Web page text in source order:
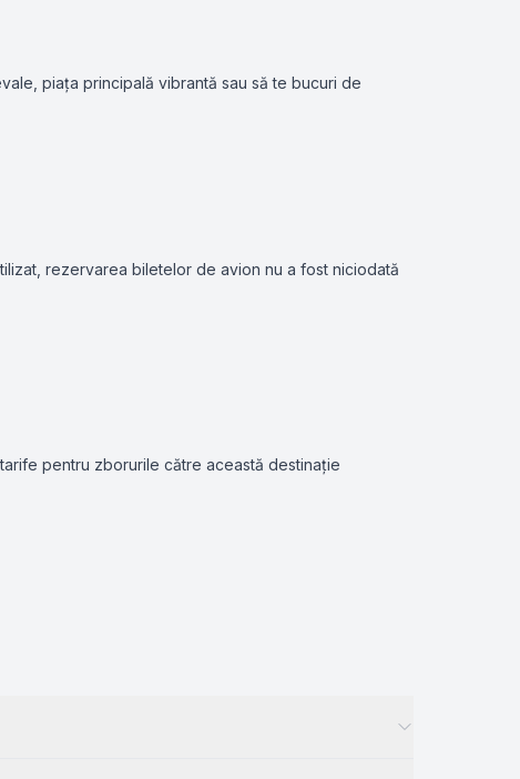
piața principală vibrantă sau să te bucuri de
rezervarea biletelor de avion nu a fost niciodată
pentru zborurile către această destinație